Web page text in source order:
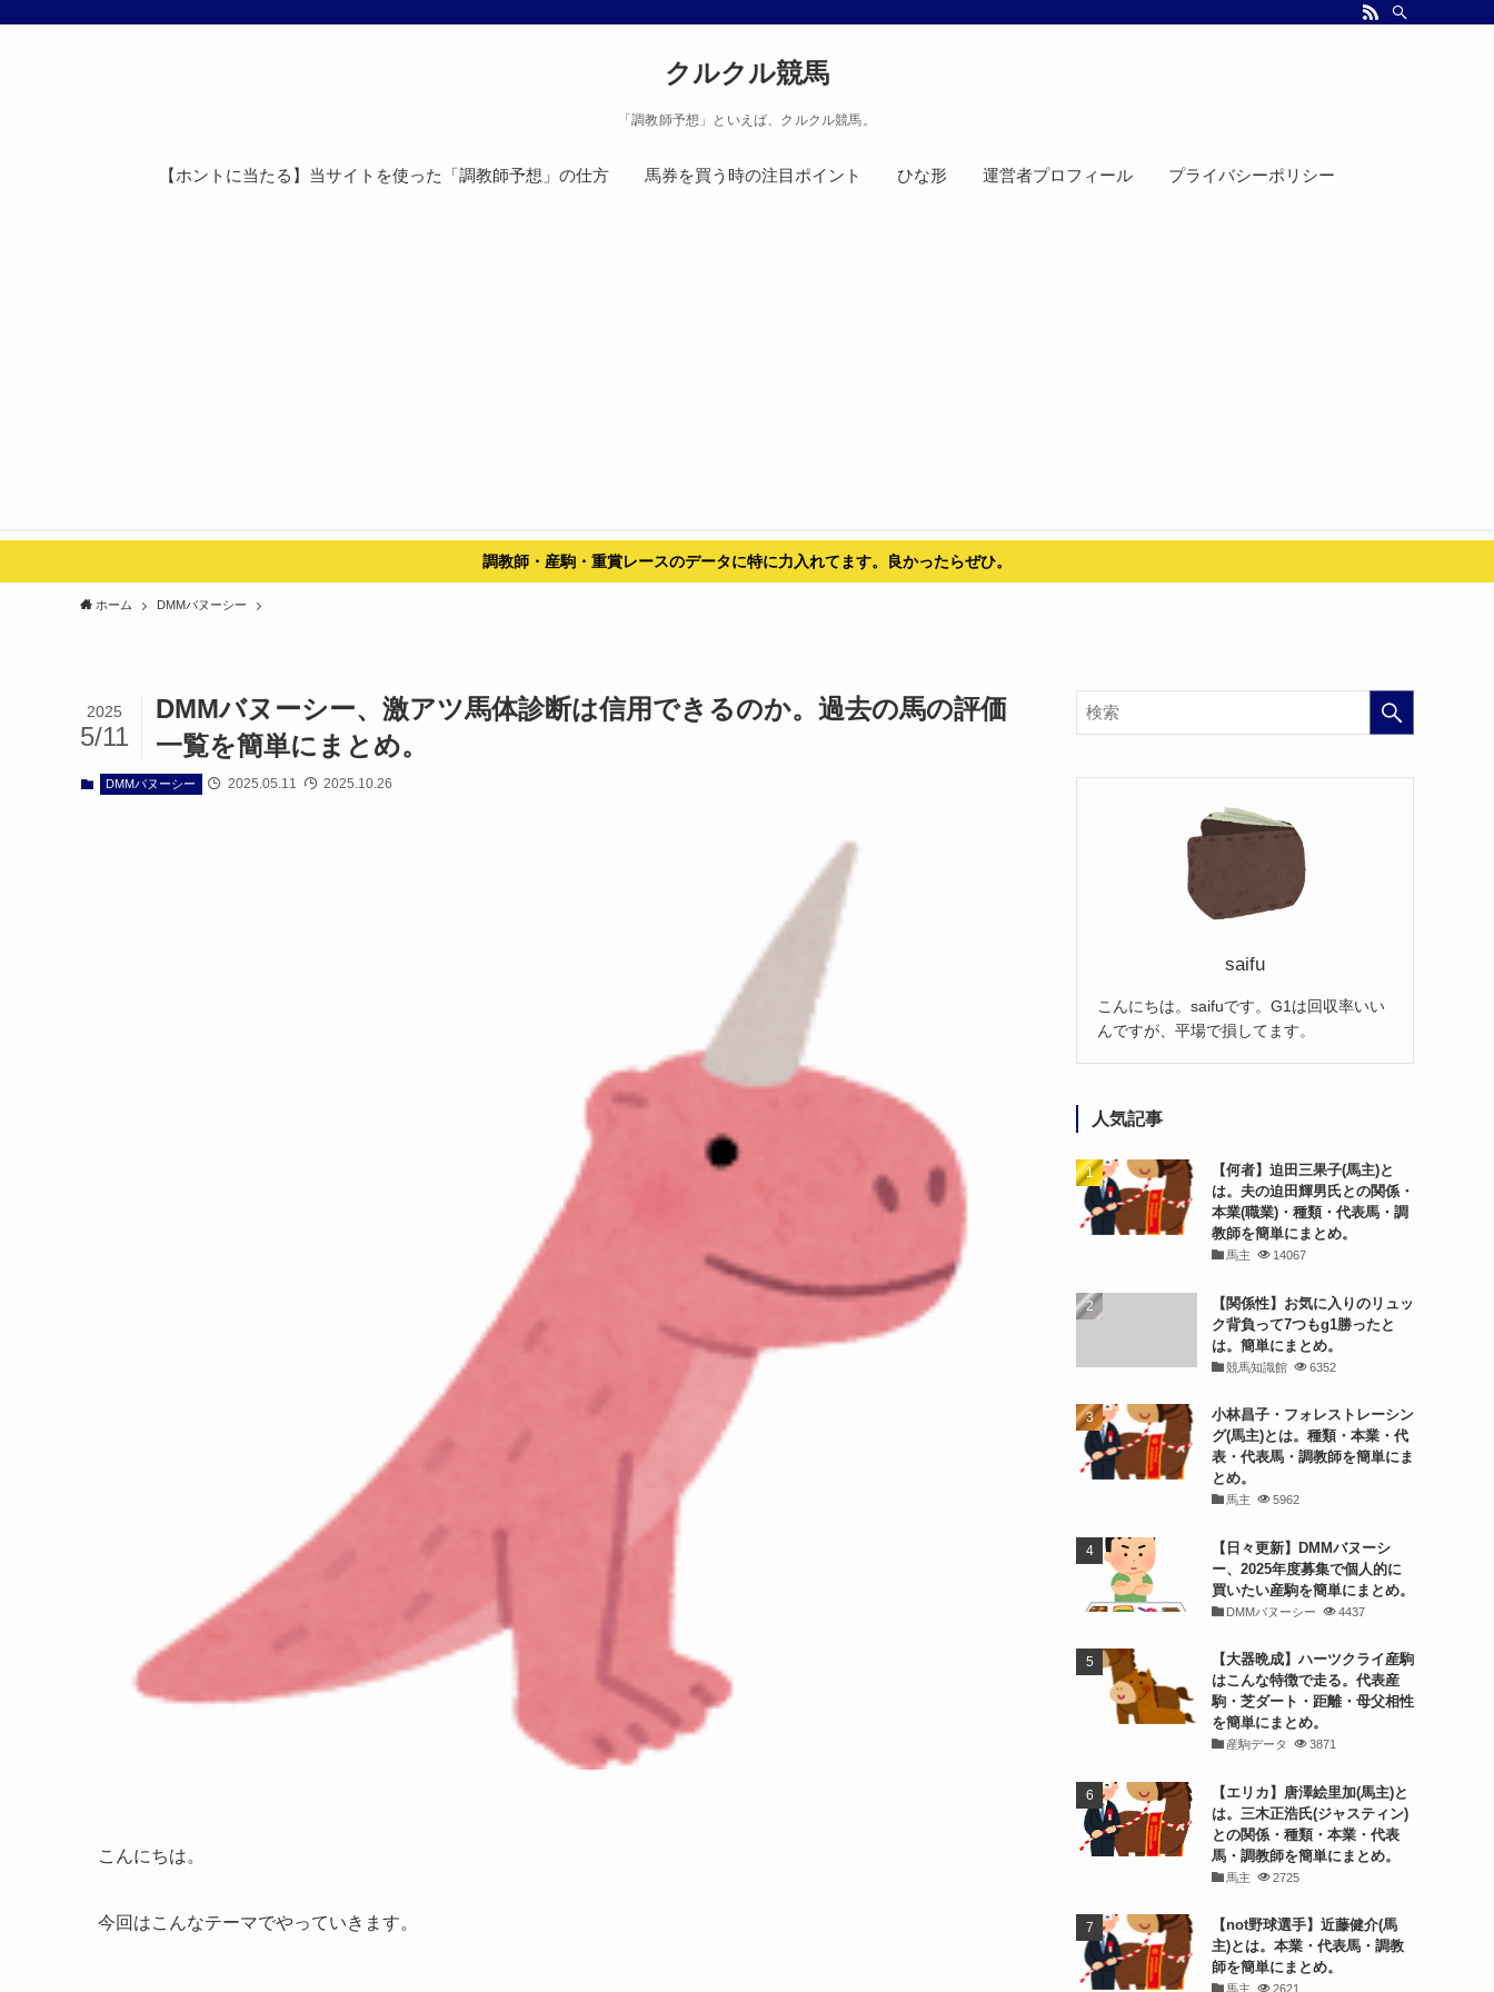
クルクル競馬
「調教師予想」といえば、クルクル競馬。
【ホントに当たる】当サイトを使った「調教師予想」の仕方 馬券を買う時の注目ポイント ひな形 運営者プロフィール プライバシーポリシー
調教師・産駒・重賞レースのデータに特に力入れてます。良かったらぜひ。
ホーム DMMバヌーシー
DMMバヌーシー、激アツ馬体診断は信用できるのか。過去の馬の評価
一覧を簡単にまとめ。
2025
5/11
DMMバヌーシー 2025.05.11 2025.10.26
こんにちは。
今回はこんなテーマでやっていきます。
saifu
こんにちは。saifuです。G1は回収率いい
んですが、平場で損してます。
人気記事
【何者】迫田三果子(馬主)と
は。夫の迫田輝男氏との関係・
本業(職業)・種類・代表馬・調
教師を簡単にまとめ。
馬主 14067
【関係性】お気に入りのリュッ
ク背負って7つもg1勝ったと
は。簡単にまとめ。
競馬知識館 6352
小林昌子・フォレストレーシン
グ(馬主)とは。種類・本業・代
表・代表馬・調教師を簡単にま
とめ。
馬主 5962
【日々更新】DMMバヌーシ
ー、2025年度募集で個人的に
買いたい産駒を簡単にまとめ。
DMMバヌーシー 4437
【大器晩成】ハーツクライ産駒
はこんな特徴で走る。代表産
駒・芝ダート・距離・母父相性
を簡単にまとめ。
産駒データ 3871
【エリカ】唐澤絵里加(馬主)と
は。三木正浩氏(ジャスティン)
との関係・種類・本業・代表
馬・調教師を簡単にまとめ。
馬主 2725
【not野球選手】近藤健介(馬
主)とは。本業・代表馬・調教
師を簡単にまとめ。
馬主 2621